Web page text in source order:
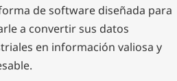
de software diseñada para
a convertir sus datos
en información valiosa y